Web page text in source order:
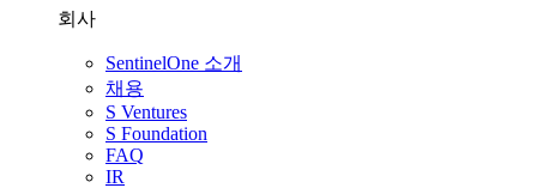
회사
SentinelOne 소개
채용
S Ventures
S Foundation
FAQ
IR